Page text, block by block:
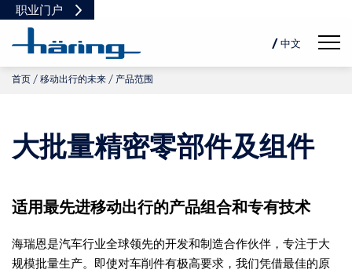
/ 中文
首页 移动出行的未来 产品范围
大批量精密零部件及组件
适用最先进移动出行的产品组合和专有技术
海瑞恩是汽车行业全球领先的开发和制造合作伙伴，专注于大
规模批量生产。即使对车削件有极高要求，我们凭借最佳的原
职业门户